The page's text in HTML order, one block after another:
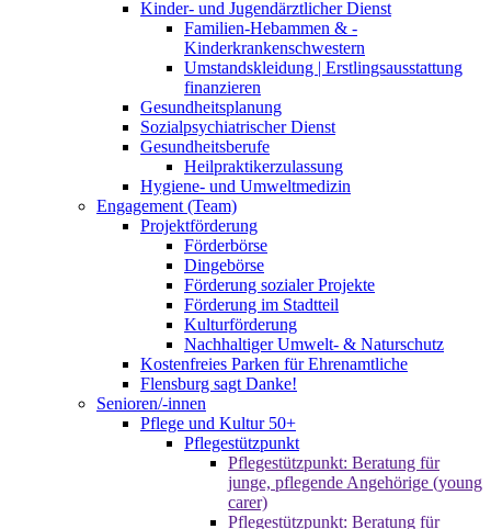
Kinder- und Jugendärztlicher Dienst
Familien-Hebammen & -
Kinderkrankenschwestern
Umstandskleidung | Erstlingsausstattung
finanzieren
Gesundheitsplanung
Sozialpsychiatrischer Dienst
Gesundheitsberufe
Heilpraktikerzulassung
Hygiene- und Umweltmedizin
Engagement (Team)
Projektförderung
Förderbörse
Dingebörse
Förderung sozialer Projekte
Förderung im Stadtteil
Kulturförderung
Nachhaltiger Umwelt- & Naturschutz
Kostenfreies Parken für Ehrenamtliche
Flensburg sagt Danke!
Senioren/-innen
Pflege und Kultur 50+
Pflegestützpunkt
Pflegestützpunkt: Beratung für
junge, pflegende Angehörige (young
carer)
Pflegestützpunkt: Beratung für